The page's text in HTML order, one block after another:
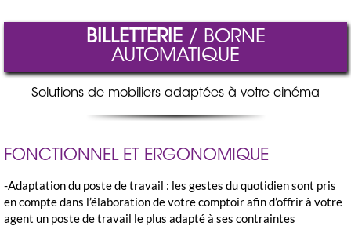
BILLETTERIE/ BORNE
AUTOMATIQUE
Solutions de mobiliers adaptées à votre cinéma
FONCTIONNEL ET ERGONOMIQUE
-Adaptation du poste de travail : les gestes du quotidien sont pris
en compte dans l’élaboration de votre comptoir afin d’offrir à votre
agent un poste de travail le plus adapté à ses contraintes